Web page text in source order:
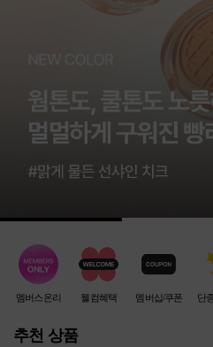
멤버스온리 웰컴혜택 멤버십/쿠폰 단
추천 상품